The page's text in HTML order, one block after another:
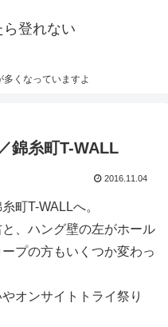
登れない
くなっていますよ
錦糸町T-WALL
2016.11.04
町T-WALLへ。
、ハング壁の左がホール
プの方もいくつか変わっ
オンサイトトライ祭り